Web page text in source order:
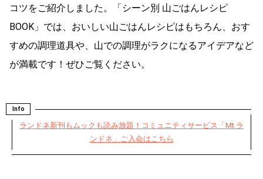
コツをご紹介しました。「シーン別 山ごはんレシピ
BOOK」では、おいしい山ごはんレシピはもちろん、おす
すめの調理道具や、山での調理がラクになるアイデアなど
が満載です！ぜひご覧ください。
Info
ランドネ新刊もムックも読み放題！コミュニティサービス「Mt.ラ
ンドネ」ご入会はこちら